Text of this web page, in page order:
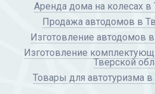
Аренда дома на колесах в
Продажа автодомов в
Изготовление автодомов
Изготовление
Тверской
Товары для автотуризма в